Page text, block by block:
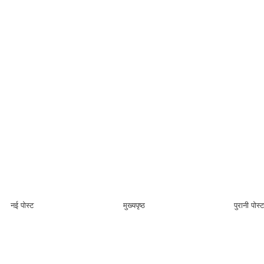
नई पोस्ट पुरानी पोस्ट
मुख्यपृष्ठ